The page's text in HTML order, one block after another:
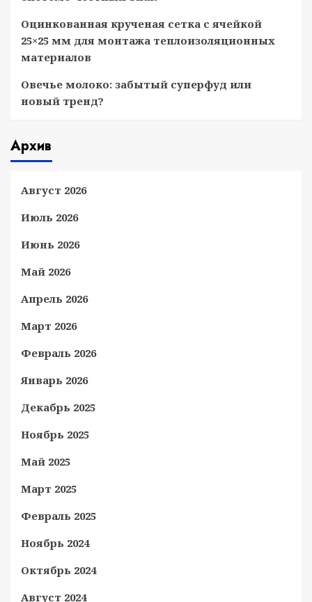
Оцинкованная крученая сетка с ячейкой
25×25 мм для монтажа теплоизоляционных
материалов
Овечье молоко: забытый суперфуд или
новый тренд?
Архив
Август 2026
Июль 2026
Июнь 2026
Май 2026
Апрель 2026
Март 2026
Февраль 2026
Январь 2026
Декабрь 2025
Ноябрь 2025
Май 2025
Март 2025
Февраль 2025
Ноябрь 2024
Октябрь 2024
Август 2024